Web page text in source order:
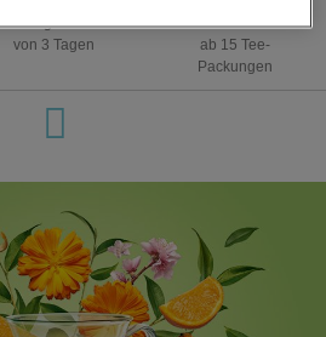
innerhalb
von 3 Tagen
Kostenloser Versand
ab 15 Tee-
Packungen